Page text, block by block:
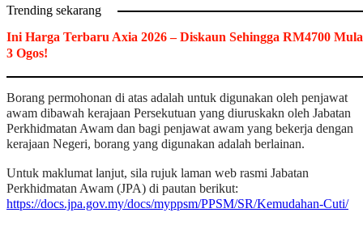
Trending sekarang
Ini Harga Terbaru Axia 2026 – Diskaun Sehingga RM4700
3 Ogos!
Borang permohonan di atas adalah untuk digunakan oleh penjawat
awam dibawah kerajaan Persekutuan yang diuruskakn oleh Jabatan
Perkhidmatan Awam dan bagi penjawat awam yang bekerja dengan
kerajaan Negeri, borang yang digunakan adalah berlainan.
Untuk maklumat lanjut, sila rujuk laman web rasmi Jabatan
Perkhidmatan Awam (JPA) di pautan berikut:
https://docs.jpa.gov.my/docs/myppsm/PPSM/SR/Kemudahan-Cuti/